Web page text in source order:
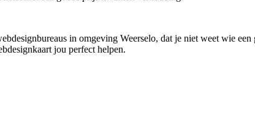
in omgeving Weerselo, dat je niet weet wie een
jou perfect helpen.